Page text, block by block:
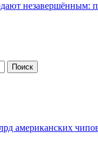
незавершённым:
американских